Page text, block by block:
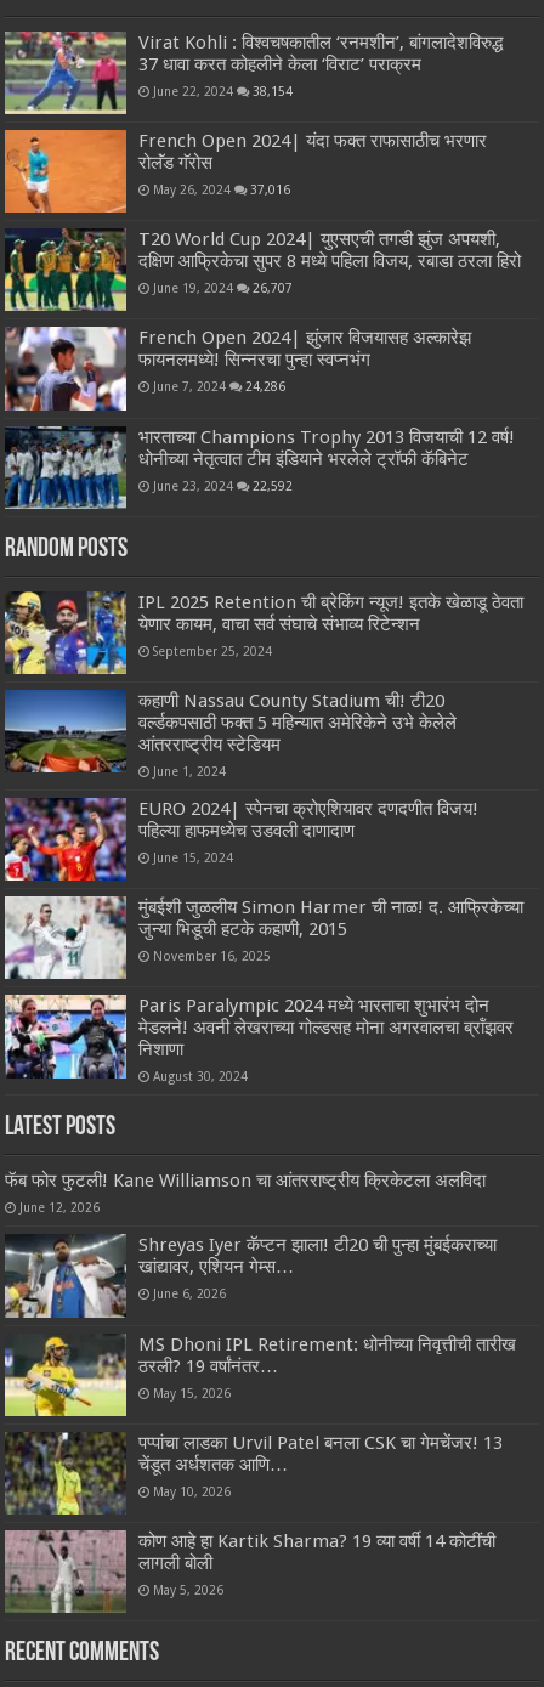
Virat Kohli : विश्वचषकातील ‘रनमशीन’, बांगलादेशविरुद्ध
37 धावा करत कोहलीने केला ‘विराट’ पराक्रम
June 22, 2024 38,154
French Open 2024| यंदा फक्त राफासाठीच भरणार
रोलॅंड गॅरोस
May 26, 2024 37,016
T20 World Cup 2024| युएसएची तगडी झुंज अपयशी,
दक्षिण आफ्रिकेचा सुपर 8 मध्ये पहिला विजय, रबाडा ठरला हिरो
June 19, 2024 26,707
French Open 2024| झुंजार विजयासह अल्कारेझ
फायनलमध्ये! सिन्नरचा पुन्हा स्वप्नभंग
June 7, 2024 24,286
भारताच्या Champions Trophy 2013 विजयाची 12 वर्ष!
धोनीच्या नेतृत्वात टीम इंडियाने भरलेले ट्रॉफी कॅबिनेट
June 23, 2024 22,592
Random Posts
IPL 2025 Retention ची ब्रेकिंग न्यूज! इतके खेळाडू ठेवता
येणार कायम, वाचा सर्व संघाचे संभाव्य रिटेन्शन
September 25, 2024
कहाणी Nassau County Stadium ची! टी20
वर्ल्डकपसाठी फक्त 5 महिन्यात अमेरिकेने उभे केलेले
आंतरराष्ट्रीय स्टेडियम
June 1, 2024
EURO 2024| स्पेनचा क्रोएशियावर दणदणीत विजय!
पहिल्या हाफमध्येच उडवली दाणादाण
June 15, 2024
मुंबईशी जुळलीय Simon Harmer ची नाळ! द. आफ्रिकेच्या
जुन्या भिडूची हटके कहाणी, 2015
November 16, 2025
Paris Paralympic 2024 मध्ये भारताचा शुभारंभ दोन
मेडलने! अवनी लेखराच्या गोल्डसह मोना अगरवालचा ब्रॉंझवर
निशाणा
August 30, 2024
Latest Posts
फॅब फोर फुटली! Kane Williamson चा आंतरराष्ट्रीय क्रिकेटला अलविदा
June 12, 2026
Shreyas Iyer कॅप्टन झाला! टी20 ची पुन्हा मुंबईकराच्या
खांद्यावर, एशियन गेम्स…
June 6, 2026
MS Dhoni IPL Retirement: धोनीच्या निवृत्तीची तारीख
ठरली? 19 वर्षांनंतर…
May 15, 2026
पप्पांचा लाडका Urvil Patel बनला CSK चा गेमचेंजर! 13
चेंडूत अर्धशतक आणि…
May 10, 2026
कोण आहे हा Kartik Sharma? 19 व्या वर्षी 14 कोटींची
लागली बोली
May 5, 2026
Recent Comments